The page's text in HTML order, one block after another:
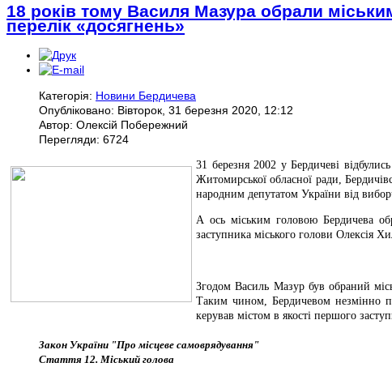
18 років тому Василя Мазура обрали
перелік «досягнень»
Категорія: Новини Бердичева
Опубліковано: Вівторок, 31 березня 2020, 12:12
Автор: Олексій Побережний
Перегляди: 6724
31 березня 2002 у Бердичеві
Житомирської обласної ради,
народним депутатом України від
А ось міським головою Бердичева
заступника міського голови Олексія
Згодом Василь Мазур був обраний
Таким чином, Бердичевом незмінно
керував містом в якості першого
Закон України "Про місцеве самоврядування"
Стаття 12. Міський голова